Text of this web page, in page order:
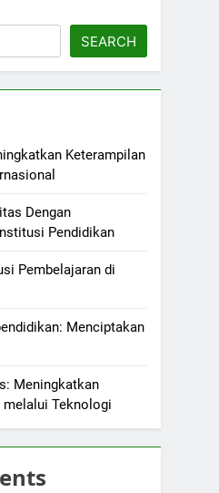
SEARCH
Keterampilan
Dengan
Pendidikan
Pembelajaran di
Menciptakan
Meningkatkan
melalui Teknologi